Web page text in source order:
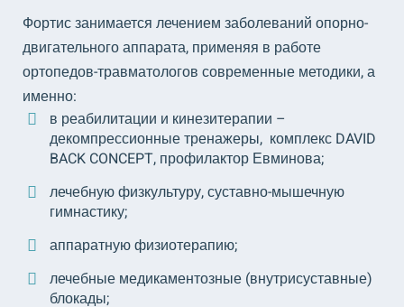
Фортис занимается лечением заболеваний опорно-
двигательного аппарата, применяя в работе
ортопедов-травматологов современные методики, а
именно:
в реабилитации и кинезитерапии –
декомпрессионные тренажеры, комплекс DAVID
BACK CONCEPT, профилактор Евминова;
лечебную физкультуру, суставно-мышечную
гимнастику;
аппаратную физиотерапию;
лечебные медикаментозные (внутрисуставные)
блокады;